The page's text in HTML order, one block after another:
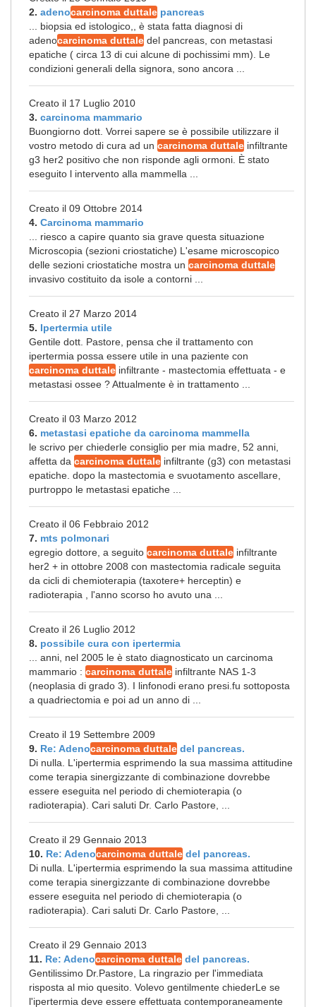
2. adenocarcinoma duttale pancreas
... biopsia ed istologico,, è stata fatta diagnosi di
adenocarcinoma duttale del pancreas, con metastasi
epatiche ( circa 13 di cui alcune di pochissimi mm). Le
condizioni generali della signora, sono ancora ...
Creato il 17 Luglio 2010
3. carcinoma mammario
Buongiorno dott. Vorrei sapere se è possibile utilizzare il
vostro metodo di cura ad un carcinoma duttale infiltrante
g3 her2 positivo che non risponde agli ormoni. È stato
eseguito l intervento alla mammella ...
Creato il 09 Ottobre 2014
4. Carcinoma mammario
... riesco a capire quanto sia grave questa situazione
Microscopia (sezioni criostatiche) L'esame microscopico
delle sezioni criostatiche mostra un carcinoma duttale
invasivo costituito da isole a contorni ...
Creato il 27 Marzo 2014
5. Ipertermia utile
Gentile dott. Pastore, pensa che il trattamento con
ipertermia possa essere utile in una paziente con
carcinoma duttale infiltrante - mastectomia effettuata - e
metastasi ossee ? Attualmente è in trattamento ...
Creato il 03 Marzo 2012
6. metastasi epatiche da carcinoma mammella
le scrivo per chiederle consiglio per mia madre, 52 anni,
affetta da carcinoma duttale infiltrante (g3) con metastasi
epatiche. dopo la mastectomia e svuotamento ascellare,
purtroppo le metastasi epatiche ...
Creato il 06 Febbraio 2012
7. mts polmonari
egregio dottore, a seguito carcinoma duttale infiltrante
her2 + in ottobre 2008 con mastectomia radicale seguita
da cicli di chemioterapia (taxotere+ herceptin) e
radioterapia , l'anno scorso ho avuto una ...
Creato il 26 Luglio 2012
8. possibile cura con ipertermia
... anni, nel 2005 le è stato diagnosticato un carcinoma
mammario : carcinoma duttale infiltrante NAS 1-3
(neoplasia di grado 3). I linfonodi erano presi.fu sottoposta
a quadriectomia e poi ad un anno di ...
Creato il 19 Settembre 2009
9. Re: Adenocarcinoma duttale del pancreas.
Di nulla. L'ipertermia esprimendo la sua massima attitudine
come terapia sinergizzante di combinazione dovrebbe
essere eseguita nel periodo di chemioterapia (o
radioterapia). Cari saluti Dr. Carlo Pastore, ...
Creato il 29 Gennaio 2013
10. Re: Adenocarcinoma duttale del pancreas.
Di nulla. L'ipertermia esprimendo la sua massima attitudine
come terapia sinergizzante di combinazione dovrebbe
essere eseguita nel periodo di chemioterapia (o
radioterapia). Cari saluti Dr. Carlo Pastore, ...
Creato il 29 Gennaio 2013
11. Re: Adenocarcinoma duttale del pancreas.
Gentilissimo Dr.Pastore, La ringrazio per l'immediata
risposta al mio quesito. Volevo gentilmente chiederLe se
l'ipertermia deve essere effettuata contemporaneamente